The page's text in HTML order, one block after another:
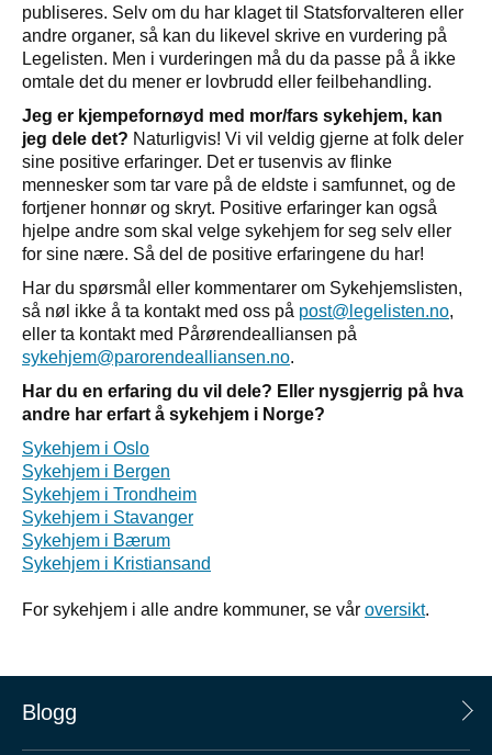
publiseres. Selv om du har klaget til Statsforvalteren eller
andre organer, så kan du likevel skrive en vurdering på
Legelisten. Men i vurderingen må du da passe på å ikke
omtale det du mener er lovbrudd eller feilbehandling.
Jeg er kjempefornøyd med mor/fars sykehjem, kan
jeg dele det? Naturligvis! Vi vil veldig gjerne at folk deler
sine positive erfaringer. Det er tusenvis av flinke
mennesker som tar vare på de eldste i samfunnet, og de
fortjener honnør og skryt. Positive erfaringer kan også
hjelpe andre som skal velge sykehjem for seg selv eller
for sine nære. Så del de positive erfaringene du har!
Har du spørsmål eller kommentarer om Sykehjemslisten,
så nøl ikke å ta kontakt med oss på post@legelisten.no,
eller ta kontakt med Pårørendealliansen på
sykehjem@parorendealliansen.no.
Har du en erfaring du vil dele? Eller nysgjerrig på hva
andre har erfart å sykehjem i Norge?
Sykehjem i Oslo
Sykehjem i Bergen
Sykehjem i Trondheim
Sykehjem i Stavanger
Sykehjem i Bærum
Sykehjem i Kristiansand
For sykehjem i alle andre kommuner, se vår oversikt.
Blogg